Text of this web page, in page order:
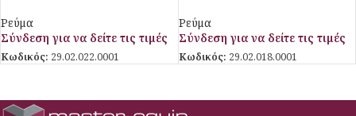
Ρεύμα
Σύνδεση για να δείτε τις τιμές
Κωδικός: 29.02.022.0001
Ρεύμα
Σύνδεση για να δείτε τις τιμές
Κωδικός: 29.02.018.0001